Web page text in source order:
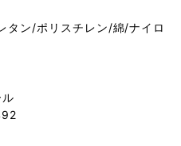
タン/ポリスチレン/綿/ナイロ